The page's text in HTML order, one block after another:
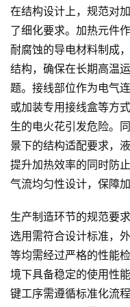
在结构设计上，规范对
了细化要求。加热元件
耐腐蚀的导电材料制成
结构，确保在长期高温
题。接线部位作为电气
或加装专用接线盒等方
生的电火花引发危险。
景下的结构适配要求，
提升加热效率的同时防
气流均匀性设计，保障
生产制造环节的规范要
选用需符合设计标准，
等均需经过严格的性能
境下具备稳定的使用性
键工序需遵循标准化流